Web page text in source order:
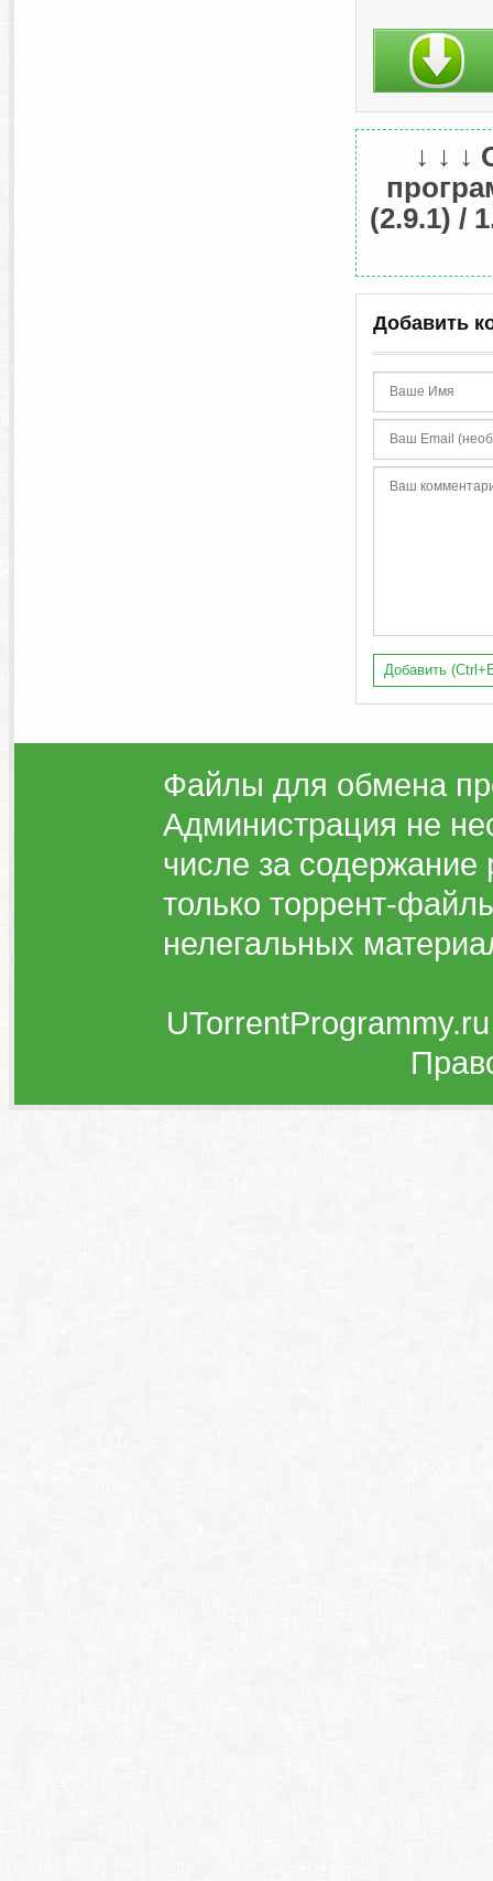
↓ ↓ ↓
(2.9.1) /
Добавить
Добавить
Файлы для обмена
Администрация не
числе за
только торрент-
нелегальных
UTorrentProgrammy.ru